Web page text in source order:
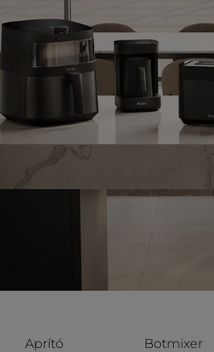
Aprító Botmixer